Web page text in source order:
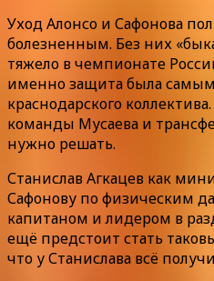
Уход Алонсо и Сафонова
болезненным. Без них
тяжело в чемпионате
именно защита была
краснодарского
команды Мусаева и
нужно решать.
Станислав Агкацев как
Сафонову по физическим
капитаном и лидером в
ещё предстоит стать
что у Станислава всё